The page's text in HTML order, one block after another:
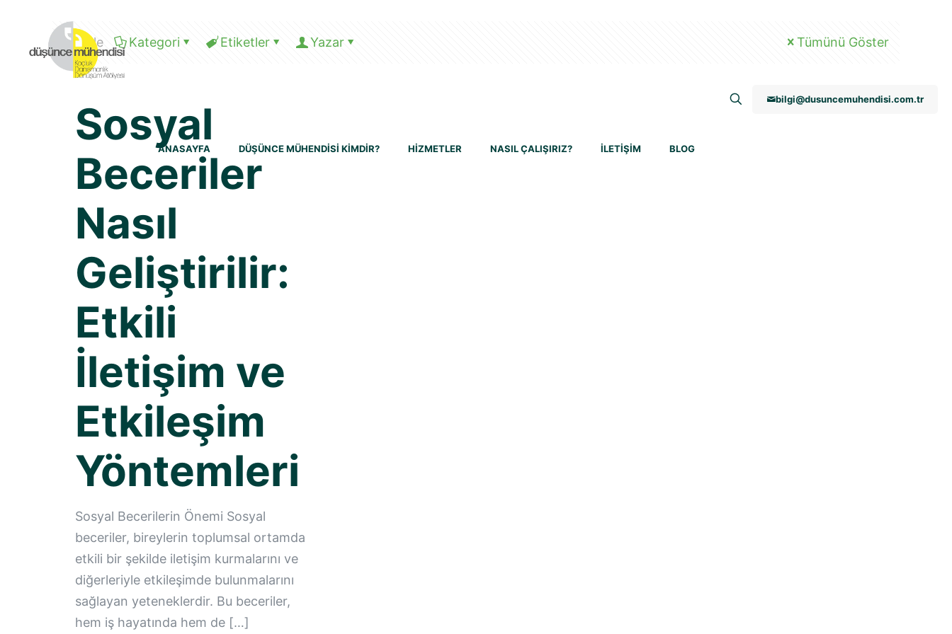
ANASAYFA DÜŞÜNCE MÜHENDİSİ KİMDİR? HİZMETLER NASIL ÇALIŞIRIZ? İLETİŞİM BLOG
bilgi@dusuncemuhendisi.com.tr
Filtrele Kategori Etiketler Yazar Tümünü Göster
Sosyal
Beceriler
Nasıl
Geliştirilir:
Etkili
İletişim ve
Etkileşim
Yöntemleri
Sosyal Becerilerin Önemi Sosyal
beceriler, bireylerin toplumsal ortamda
etkili bir şekilde iletişim kurmalarını ve
diğerleriyle etkileşimde bulunmalarını
sağlayan yeteneklerdir. Bu beceriler,
hem iş hayatında hem de[…]